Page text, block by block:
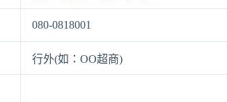
080-0818001
行外(如：OO超商)